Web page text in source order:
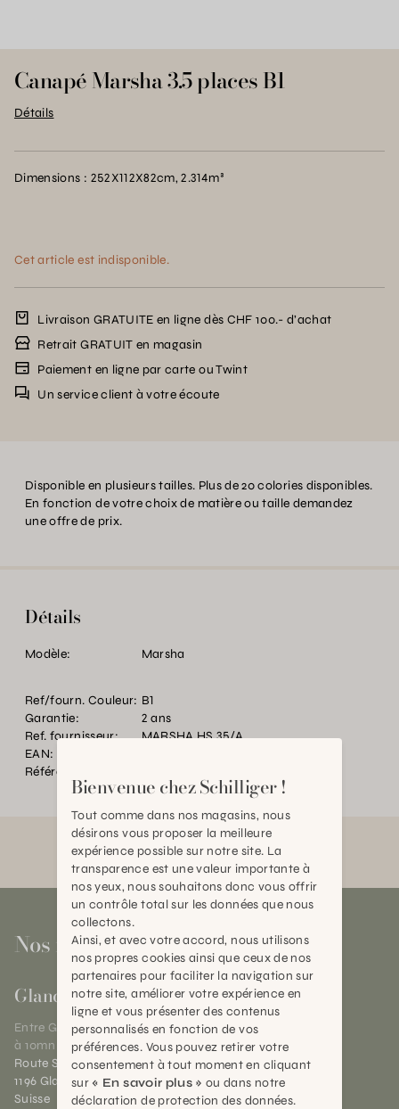
Canapé Marsha 3.5 places B1
Détails
Dimensions : 252X112X82cm, 2.314m³
Cet article est indisponible.
Livraison GRATUITE en ligne dès CHF 100.- d’achat
Retrait GRATUIT en magasin
Paiement en ligne par carte ou Twint
Un service client à votre écoute
Disponible en plusieurs tailles. Plus de 20 colories disponibles.
En fonction de votre choix de matière ou taille demandez
une offre de prix.
Détails
Modèle: Marsha
Ref/fourn. Couleur: B1
Garantie:
2 ans
Ref. fournisseur:
MARSHA HS 35/A
EAN:
Référence:
Nos magasins
Gland
Entre Genève et Lausanne,
à 10mn de Nyon
Route Suisse 40
1196 Gland (VD)
Suisse
Bienvenue chez Schilliger !
Tout comme dans nos magasins, nous
désirons vous proposer la meilleure
expérience possible sur notre site. La
transparence est une valeur importante à
nos yeux, nous souhaitons donc vous offrir
un contrôle total sur les données que nous
collectons.
Ainsi, et avec votre accord, nous utilisons
nos propres cookies ainsi que ceux de nos
partenaires pour faciliter la navigation sur
notre site, améliorer votre expérience en
ligne et vous présenter des contenus
personnalisés en fonction de vos
préférences. Vous pouvez retirer votre
consentement à tout moment en cliquant
sur « En savoir plus » ou dans notre
déclaration de protection des données.